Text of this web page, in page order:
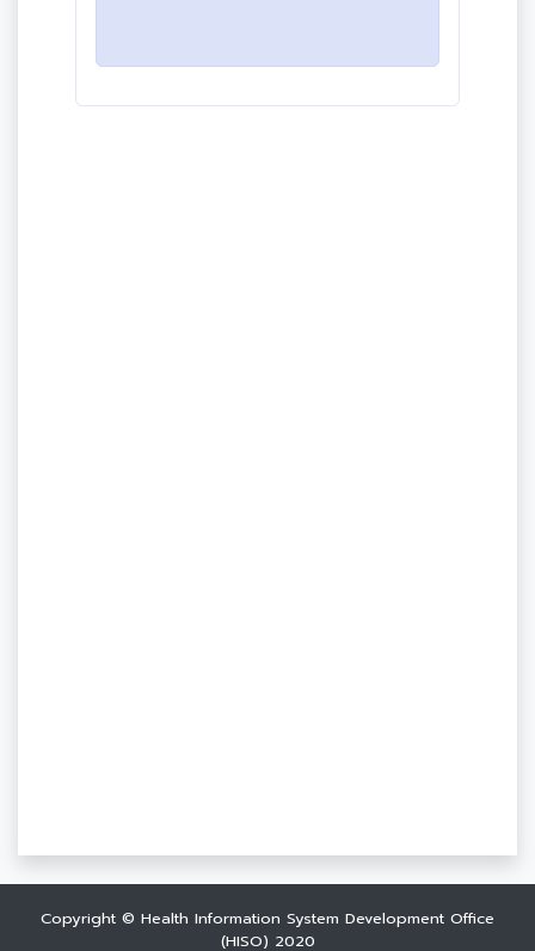
Copyright © Health Information System Development Office
(HISO) 2020